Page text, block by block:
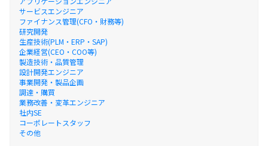
サービスエンジニア
ファイナンス管理(CFO・財務等)
研究開発
生産技術(PLM・ERP・SAP)
企業経営(CEO・COO等)
製造技術・品質管理
設計開発エンジニア
事業開発・製品企画
調達・購買
業務改善・変革エンジニア
社内SE
コーポレートスタッフ
その他